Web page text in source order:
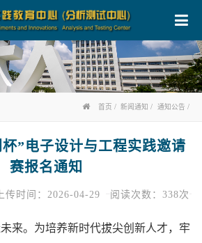
首页 新闻通知 通知公告
”电子设计与工程实践邀请
赛报名通知
上传时间：2026-04-29 阅读次数： 338次
来。为培养新时代拔尖创新人才，牢